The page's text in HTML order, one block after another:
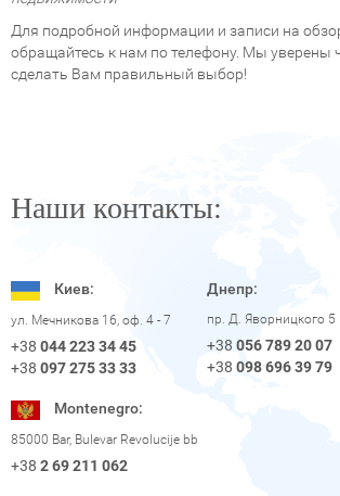
Для подробной информации и записи на
обращайтесь к нам по телефону. Мы уверены
сделать Вам правильный выбор!
Наши контакты:
Киев:
ул. Мечникова 16, оф. 4 - 7
+38 044 223 34 45
+38 097 275 33 33
Днепр:
пр. Д. Яворницкого 5
+38 056 789 20 07
+38 098 696 39 79
Montenegro:
85000 Bar, Bulevar Revolucije bb
+38 2 69 211 062